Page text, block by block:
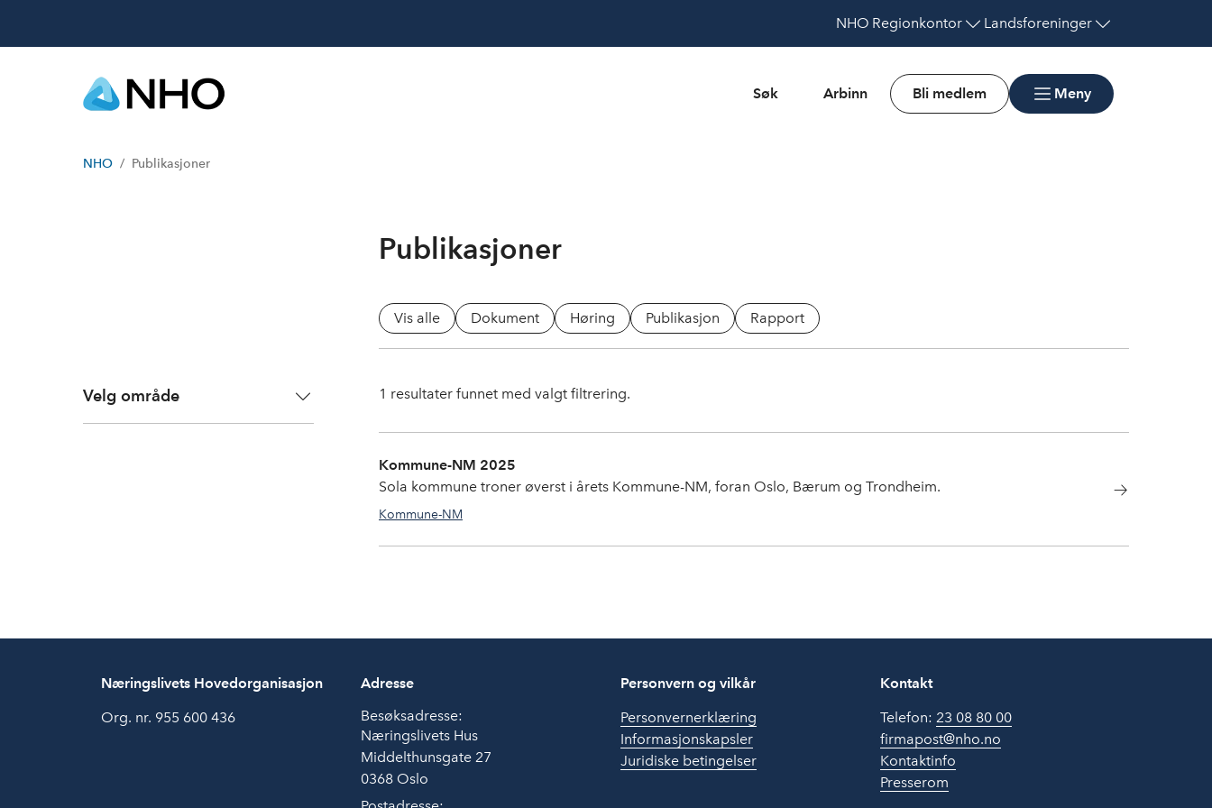
NHO Regionkontor Landsforeninger
Søk Arbinn Bli medlem Meny
NHO Publikasjoner
Publikasjoner
Vis alle Dokument Høring Publikasjon Rapport
Velg område 1 resultater funnet med valgt filtrering.
Kommune-NM 2025
Sola kommune troner øverst i årets Kommune-NM, foran Oslo, Bærum og Trondheim.
Kommune-NM
Næringslivets Hovedorganisasjon
Org. nr. 955 600 436
Adresse
Besøksadresse:
Næringslivets Hus
Middelthunsgate 27
0368 Oslo
Personvern og vilkår
Personvernerklæring
Informasjonskapsler
Juridiske betingelser
Kontakt
Telefon: 23 08 80 00
firmapost@nho.no
Kontaktinfo
Presserom